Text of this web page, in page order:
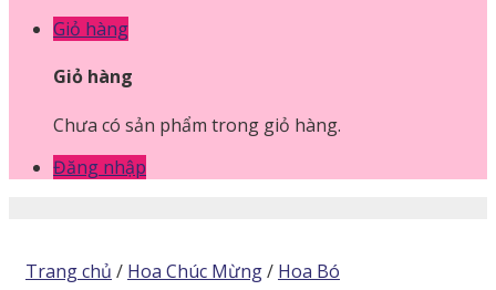
Giỏ hàng
Giỏ hàng
Chưa có sản phẩm trong giỏ hàng.
Đăng nhập
Trang chủ / Hoa Chúc Mừng/ Hoa Bó